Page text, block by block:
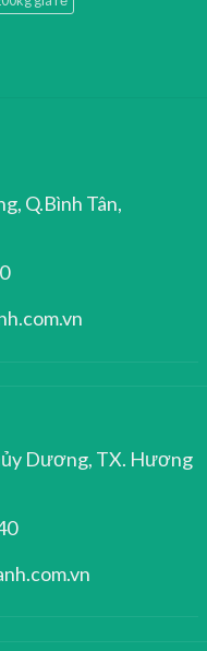
Q.Bình Tân,
Dương, TX. Hương